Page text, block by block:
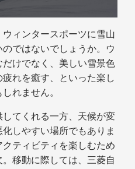
ィンタースポーツに雪山
ではないでしょうか。ウ
けでなく、美しい雪景色
れを癒す、といった楽し
れません。
てくれる一方、天候が変
しやすい場所でもありま
ティビティを楽しむため
移動に際しては、三菱自